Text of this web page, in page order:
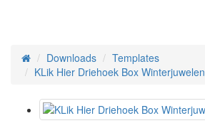
Downloads
Templates
KLik Hier Driehoek Box Winterjuwelen